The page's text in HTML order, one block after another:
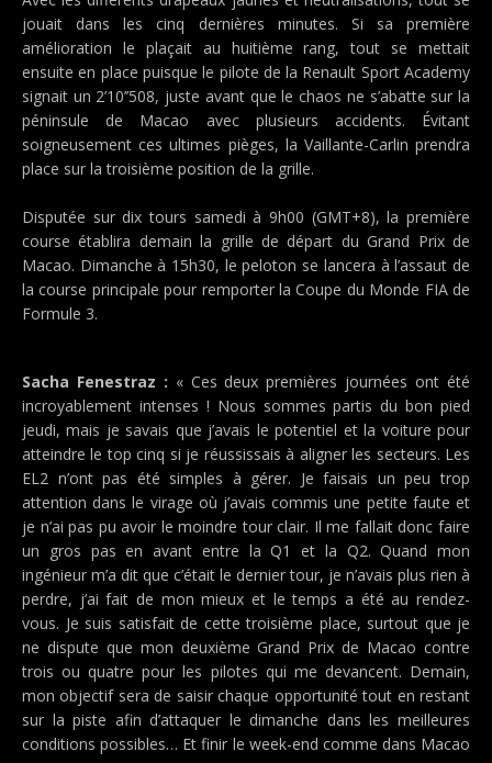
jouait dans les cinq dernières minutes. Si sa première
amélioration le plaçait au huitième rang, tout se mettait
ensuite en place puisque le pilote de la Renault Sport Academy
signait un 2’10’’508, juste avant que le chaos ne s’abatte sur la
péninsule de Macao avec plusieurs accidents. Évitant
soigneusement ces ultimes pièges, la Vaillante-Carlin prendra
place sur la troisième position de la grille.
Disputée sur dix tours samedi à 9h00 (GMT+8), la première
course établira demain la grille de départ du Grand Prix de
Macao. Dimanche à 15h30, le peloton se lancera à l’assaut de
la course principale pour remporter la Coupe du Monde FIA de
Formule 3.
Sacha Fenestraz : « Ces deux premières journées ont été
incroyablement intenses ! Nous sommes partis du bon pied
jeudi, mais je savais que j’avais le potentiel et la voiture pour
atteindre le top cinq si je réussissais à aligner les secteurs. Les
EL2 n’ont pas été simples à gérer. Je faisais un peu trop
attention dans le virage où j’avais commis une petite faute et
je n’ai pas pu avoir le moindre tour clair. Il me fallait donc faire
un gros pas en avant entre la Q1 et la Q2. Quand mon
ingénieur m’a dit que c’était le dernier tour, je n’avais plus rien à
perdre, j’ai fait de mon mieux et le temps a été au rendez-
vous. Je suis satisfait de cette troisième place, surtout que je
ne dispute que mon deuxième Grand Prix de Macao contre
trois ou quatre pour les pilotes qui me devancent. Demain,
mon objectif sera de saisir chaque opportunité tout en restant
sur la piste afin d’attaquer le dimanche dans les meilleures
conditions possibles… Et finir le week-end comme dans Macao